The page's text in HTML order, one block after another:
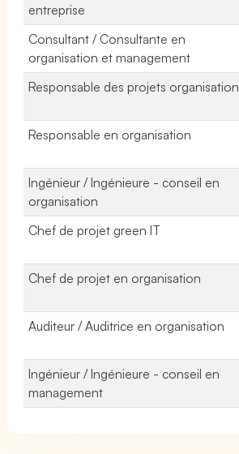
entreprise
Consultant / Consultante en
organisation et management
Responsable des projets organisation
Responsable en organisation
Ingénieur / Ingénieure - conseil en
organisation
Chef de projet green IT
Chef de projet en organisation
Auditeur / Auditrice en organisation
Ingénieur / Ingénieure - conseil en
management